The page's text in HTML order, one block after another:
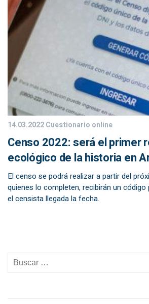
14.03.2022Cuestionario online
Censo 2022: será el primer
ecológico de la historia en
El censo se podrá realizar a partir del
quienes lo completen, recibirán un
el censista llegada la fecha.